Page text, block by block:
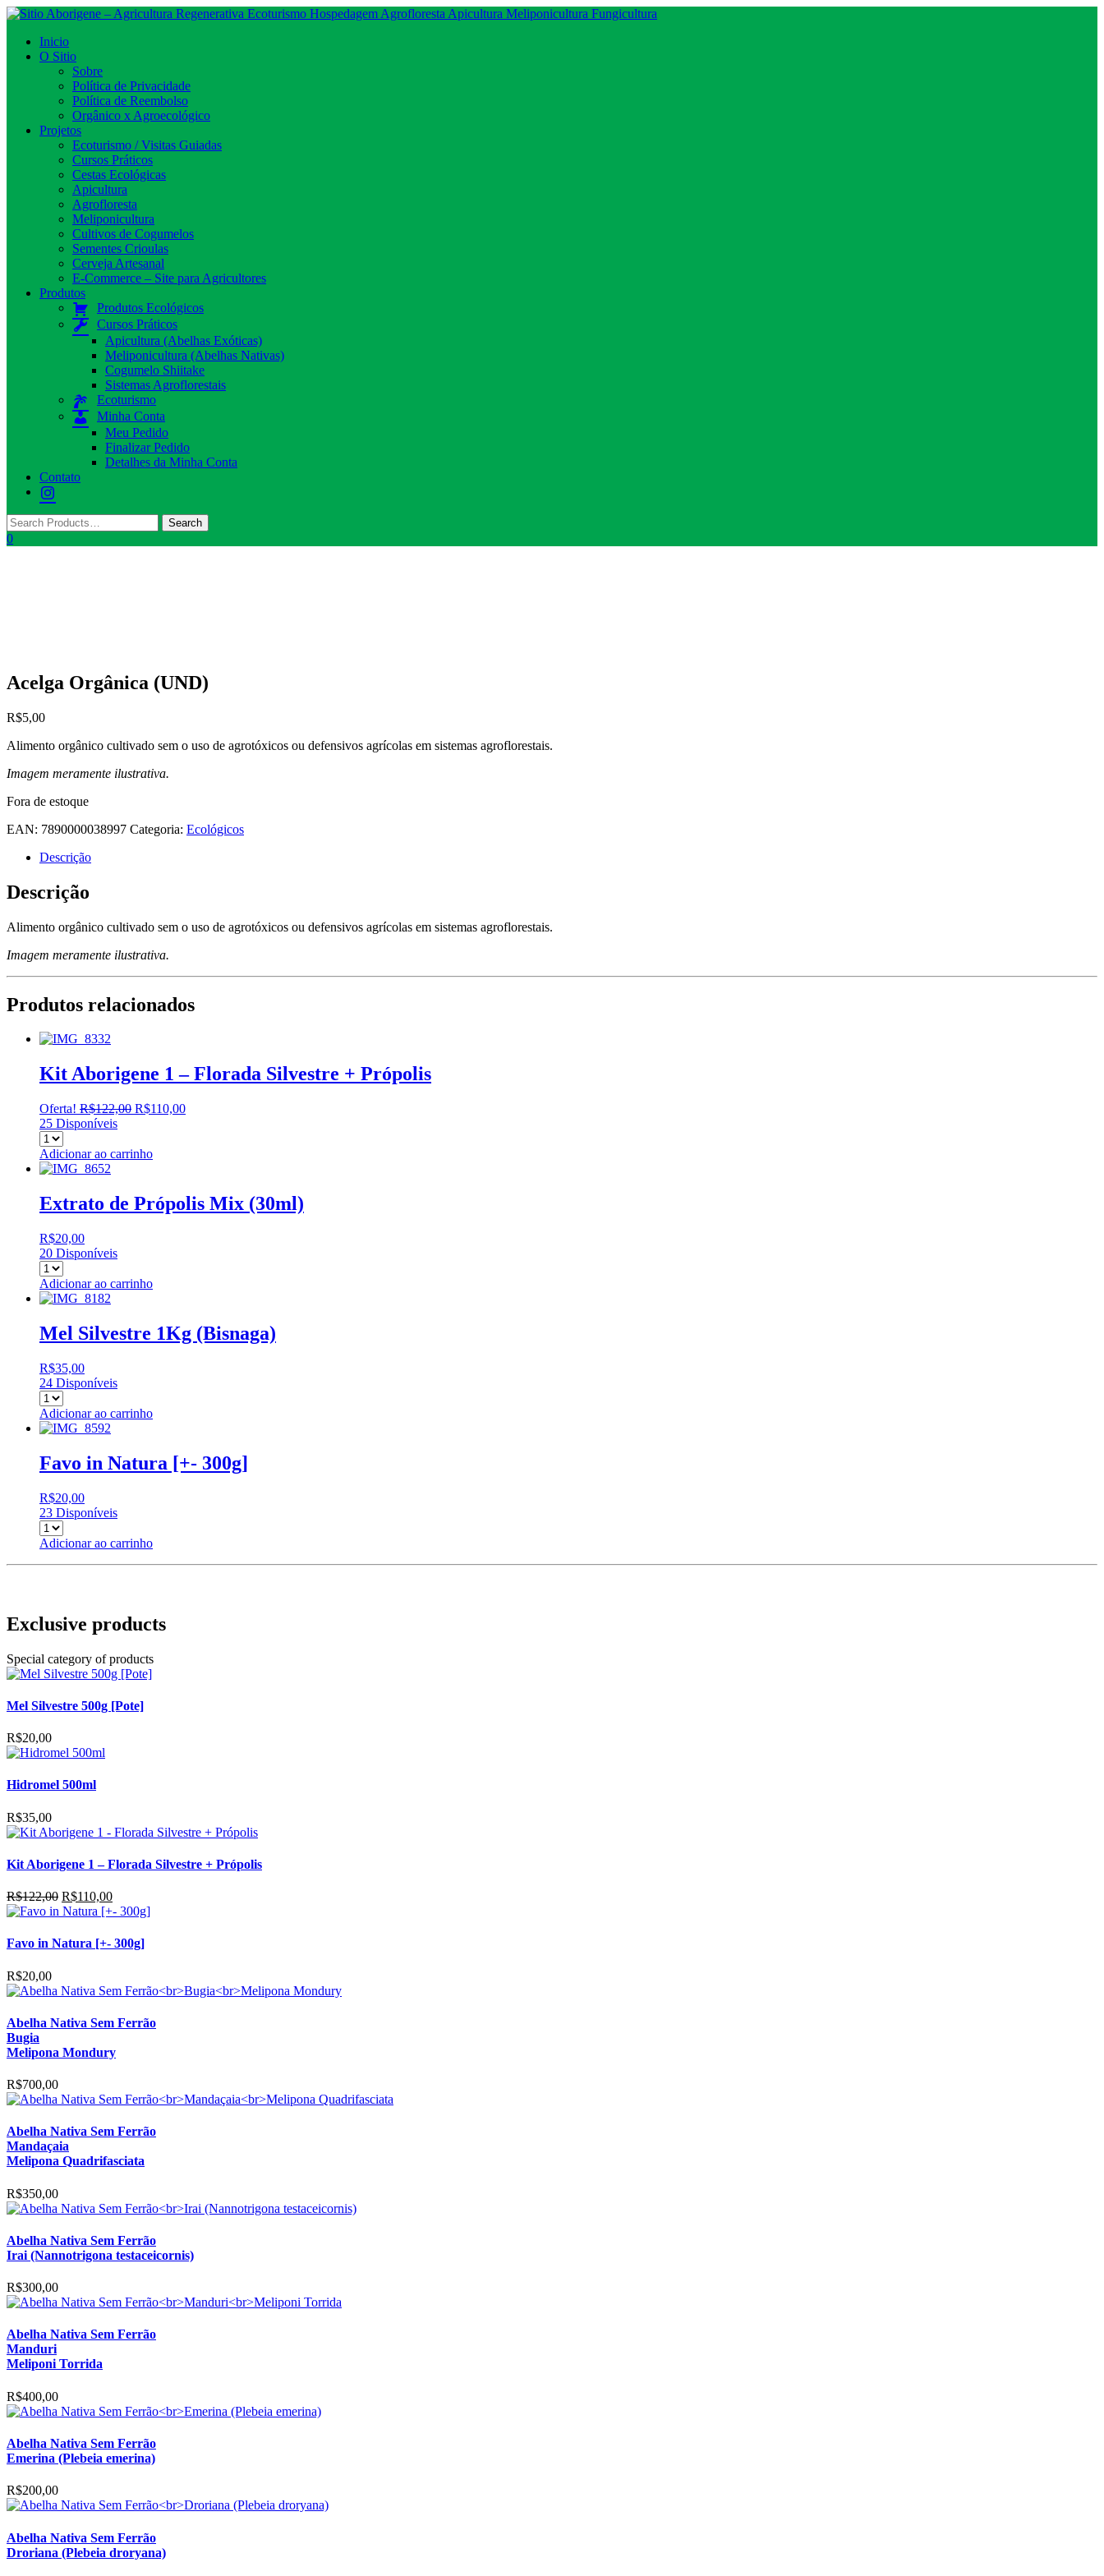
Inicio
O Sitio
Sobre
Política de Privacidade
Política de Reembolso
Orgânico x Agroecológico
Projetos
Ecoturismo / Visitas Guiadas
Cursos Práticos
Cestas Ecológicas
Apicultura
Agrofloresta
Meliponicultura
Cultivos de Cogumelos
Sementes Crioulas
Cerveja Artesanal
E-Commerce – Site para Agricultores​
Produtos
Produtos Ecológicos
Cursos Práticos
Apicultura (Abelhas Exóticas)
Meliponicultura (Abelhas Nativas)
Cogumelo Shiitake
Sistemas Agroflorestais
Ecoturismo
Minha Conta
Meu Pedido
Finalizar Pedido
Detalhes da Minha Conta
Contato
0
Acelga Orgânica (UND)
R$5,00
Alimento orgânico cultivado sem o uso de agrotóxicos ou defensivos agrícolas em sistemas agroflorestais.
Imagem meramente ilustrativa.
Fora de estoque
EAN: 7890000038997 Categoria: Ecológicos
Descrição
Descrição
Alimento orgânico cultivado sem o uso de agrotóxicos ou defensivos agrícolas em sistemas agroflorestais.
Imagem meramente ilustrativa.
Produtos relacionados
Kit Aborigene 1 – Florada Silvestre + Própolis
Oferta! R$122,00 O
era:
R$110,00O
25 Disponíveis
Adicionar ao carrinho
Extrato de Própolis Mix (30ml)
R$20,00
20 Disponíveis
Adicionar ao carrinho
Mel Silvestre 1Kg (Bisnaga)
R$35,00
24 Disponíveis
Adicionar ao carrinho
Favo in Natura [+- 300g]
R$20,00
23 Disponíveis
Adicionar ao carrinho
Exclusive products
Special category of products
Mel Silvestre 500g [Pote]
R$20,00
Hidromel 500ml
R$35,00
Kit Aborigene 1 – Florada Silvestre + Própolis
R$122,00 O
preço
era:
R$110,00O
preço
é:
R$110,00.
Favo in Natura [+- 300g]
R$20,00
Abelha Nativa Sem Ferrão
Bugia
Melipona Mondury
R$700,00
Abelha Nativa Sem Ferrão
Mandaçaia
Melipona Quadrifasciata
R$350,00
Abelha Nativa Sem Ferrão
Irai (Nannotrigona testaceicornis)
R$300,00
Abelha Nativa Sem Ferrão
Manduri
Meliponi Torrida
R$400,00
Abelha Nativa Sem Ferrão
Emerina (Plebeia emerina)
R$200,00
Abelha Nativa Sem Ferrão
Droriana (Plebeia droryana)